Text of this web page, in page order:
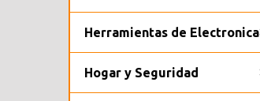
Herramientas de Electronica
Hogar y Seguridad